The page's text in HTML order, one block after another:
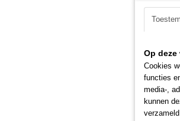
Op
Cookies
functies
media-,
kunnen